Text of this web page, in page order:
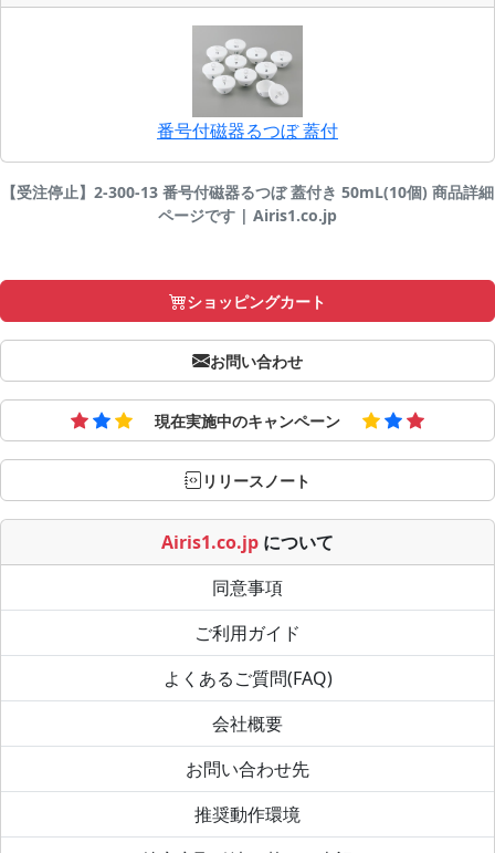
番号付磁器るつぼ 蓋付
【受注停止】2-300-13 番号付磁器るつぼ 蓋付き 50mL(10個) 商品詳細
ページです | Airis1.co.jp
ショッピングカート
お問い合わせ
現在実施中のキャンペーン
リリースノート
Airis1.co.jp について
同意事項
ご利用ガイド
よくあるご質問(FAQ)
会社概要
お問い合わせ先
推奨動作環境